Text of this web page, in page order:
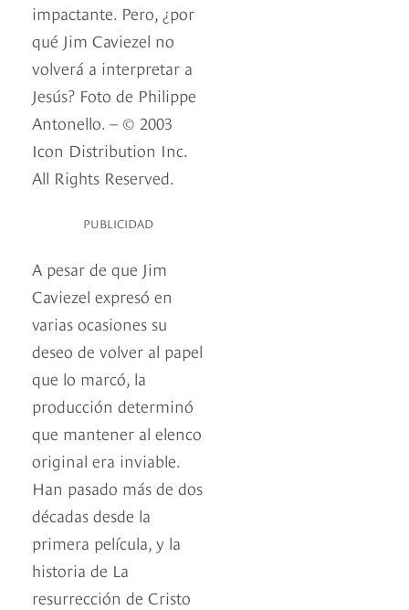
impactante. Pero, ¿por
qué Jim Caviezel no
volverá a interpretar a
Jesús? Foto de Philippe
Antonello. – © 2003
Icon Distribution Inc.
All Rights Reserved.
PUBLICIDAD
A pesar de que Jim
Caviezel expresó en
varias ocasiones su
deseo de volver al papel
que lo marcó, la
producción determinó
que mantener al elenco
original era inviable.
Han pasado más de dos
décadas desde la
primera película, y la
historia de La
resurrección de Cristo